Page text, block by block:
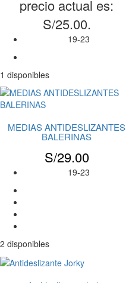
precio actual es:
S/25.00.
19-23
1 disponibles
MEDIAS ANTIDESLIZANTES
BALERINAS
S/29.00
19-23
2 disponibles